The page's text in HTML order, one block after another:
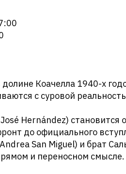
Коачелла 1940-х
с суровой
José Hernández)
до официального
San Miguel) и брат
и переносном смысле.